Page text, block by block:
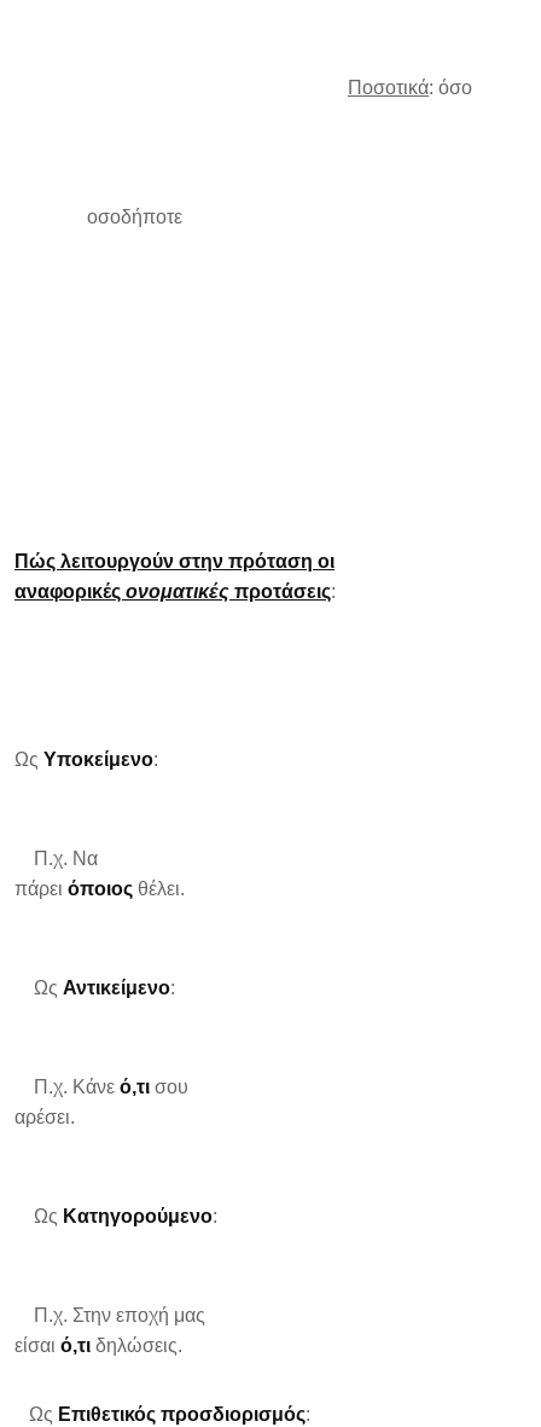
Ποσοτικά: όσο
οσοδήποτε
Πώς λειτουργούν στην πρόταση οι
αναφορικές ονοματικές προτάσεις:
Ως Υποκείμενο:
Π.χ. Να
πάρει όποιος θέλει.
Ως Αντικείμενο:
Π.χ. Κάνε ό,τι σου
αρέσει.
Ως Κατηγορούμενο:
Π.χ. Στην εποχή μας
είσαι ό,τι δηλώσεις.
Ως Επιθετικός προσδιορισμός: